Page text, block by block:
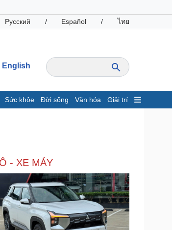
Русский / Español / ไทย
English
Sức khỏe Đời sống Văn hóa Giải trí
Chứng khoán
Giá cà phê
Công nghệ
Sành điệu
Tin Công nghệ
- XE MÁY